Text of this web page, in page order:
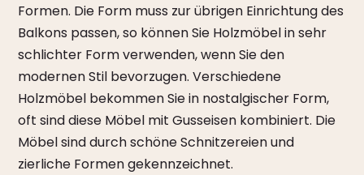
Formen. Die Form muss zur übrigen Einrichtung des
Balkons passen, so können Sie Holzmöbel in sehr
schlichter Form verwenden, wenn Sie den
modernen Stil bevorzugen. Verschiedene
Holzmöbel bekommen Sie in nostalgischer Form,
oft sind diese Möbel mit Gusseisen kombiniert. Die
Möbel sind durch schöne Schnitzereien und
zierliche Formen gekennzeichnet.